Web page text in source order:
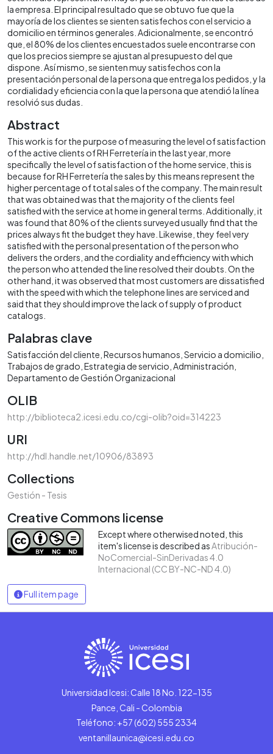
la empresa. El principal resultado que se obtuvo fue que la
mayoría de los clientes se sienten satisfechos con el servicio a
domicilio en términos generales. Adicionalmente, se encontró
que, el 80% de los clientes encuestados suele encontrarse con
que los precios siempre se ajustan al presupuesto del que
dispone. Así mismo, se sienten muy satisfechos con la
presentación personal de la persona que entrega los pedidos, y la
cordialidad y eficiencia con la que la persona que atendió la línea
resolvió sus dudas.
Abstract
This work is for the purpose of measuring the level of satisfaction
of the active clients of RH Ferretería in the last year, more
specifically the level of satisfaction of the home service, this is
because for RH Ferretería the sales by this means represent the
higher percentage of total sales of the company. The main result
that was obtained was that the majority of the clients feel
satisfied with the service at home in general terms. Additionally, it
was found that 80% of the clients surveyed usually find that the
prices always fit the budget they have. Likewise, they feel very
satisfied with the personal presentation of the person who
delivers the orders, and the cordiality and efficiency with which
the person who attended the line resolved their doubts. On the
other hand, it was observed that most customers are dissatisfied
with the speed with which the telephone lines are serviced and
said that they should improve the lack of supply of product
catalogs.
Palabras clave
Satisfacción del cliente Recursos humanos Servicio a domicilio
Trabajos de grado Estrategia de servicio Administración
Departamento de Gestión Organizacional
OLIB
http://biblioteca2.icesi.edu.co/cgi-olib?oid=314223
URI
http://hdl.handle.net/10906/83893
Collections
Gestión - Tesis
Creative Commons license
Except where otherwised noted, this
item's license is described asAtribución-
NoComercial-SinDerivadas 4.0
Internacional (CC BY-NC-ND 4.0)
Full item page
Universidad Icesi: Calle 18 No. 122-135
Pance, Cali - Colombia
Teléfono: +57 (602) 555 2334
ventanillaunica@icesi.edu.co